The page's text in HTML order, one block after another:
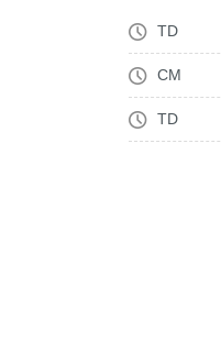
TD
CM
TD